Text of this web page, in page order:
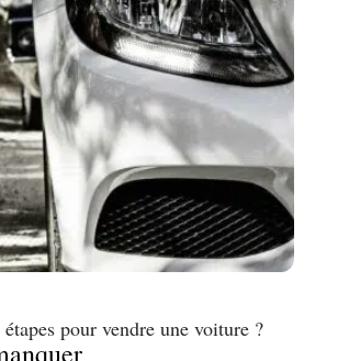
pour vendre une voiture ?